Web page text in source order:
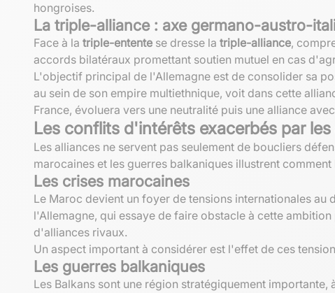
hongroises.
La triple-alliance : axe germano-austro-
Face à la triple-entente se dresse la triple-alliance,
accords bilatéraux promettant soutien mutuel en cas
L'objectif principal de l'Allemagne est de consolider sa
au sein de son empire multiethnique, voit dans cette
France, évoluera vers une neutralité puis une alliance
Les conflits d'intérêts exacerbés par les
Les alliances ne servent pas seulement de boucliers
marocaines et les guerres balkaniques illustrent
Les crises marocaines
Le Maroc devient un foyer de tensions internationales
l'Allemagne, qui essaye de faire obstacle à cette
d'alliances rivaux.
Un aspect important à considérer est l'effet de ces
Les guerres balkaniques
Les Balkans sont une région stratégiquement